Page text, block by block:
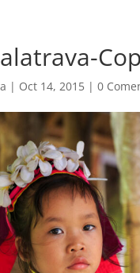
| Oct 14, 2015| 0